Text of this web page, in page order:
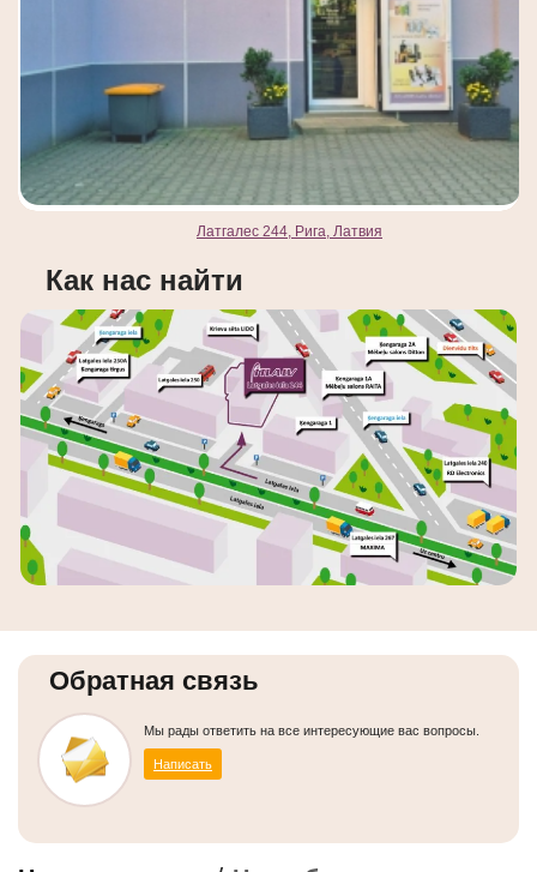
Латгалес 244, Рига, Латвия
Как нас найти
Обратная связь
Мы рады ответить на все интересующие вас вопросы.
Написать